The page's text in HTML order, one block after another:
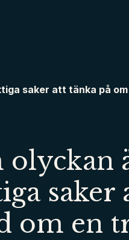
saker att tänka på
olyckan
saker
om en